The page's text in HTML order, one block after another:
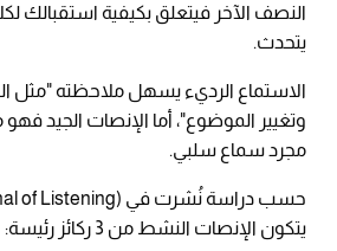
النصف الآخر فيتعلق بكيفية استقبالك
يتحدث.
الاستماع الرديء يسهل ملاحظته "مثل
وتغيير الموضوع"، أما الإنصات الجيد
مجرد سماع سلبي.
يتكون الإنصات النشط من 3 ركائز رئيسة: